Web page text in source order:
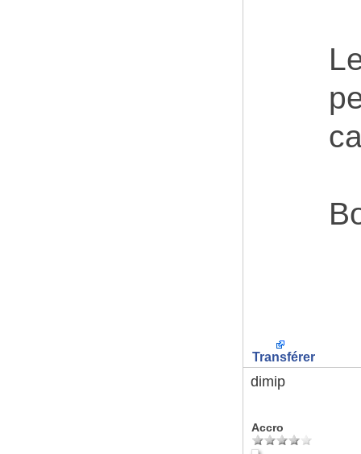
Transférer
dimip
Accro